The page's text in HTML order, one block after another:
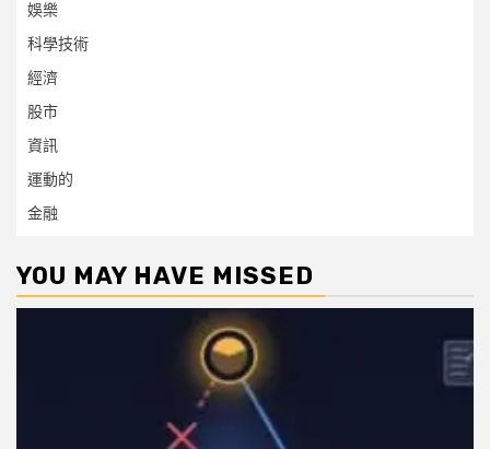
娛樂
科學技術
經濟
股市
資訊
運動的
金融
YOU MAY HAVE MISSED